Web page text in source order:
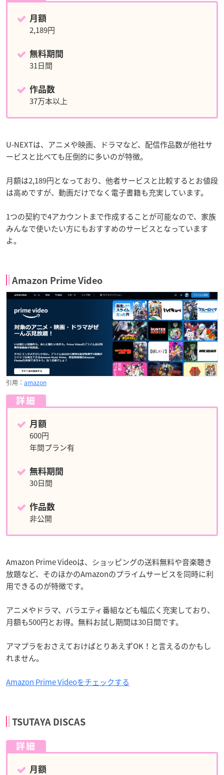
月額
2,189円
無料期間
31日間
作品数
37万本以上
U-NEXTは、アニメや映画、ドラマなど、配信作品数が他社サ
ービスと比べても圧倒的に多いのが特徴。
月額は2,189円となっており、他者サービスと比較するとお値段
は高めですが、動画だけでなく電子書籍も充実しています。
1つの契約で4アカウントまで作成することが可能なので、家族
みんなで使いたい方にもおすすめのサービスとなっています
よ。
Amazon Prime Video
引用： amazon
詳細
月額
600円
年間プラン有
無料期間
30日間
作品数
非公開
Amazon Prime Videoは、ショッピングの送料無料や音楽聴き
放題など、そのほかのAmazonのプライムサービスを同時に利
用できるのが特徴です。
アニメやドラマ、バラエティ番組なども幅広く充実しており、
月額も500円とお得。無料お試し期間は30日間です。
アマプラをおさえておけばとりあえずOK！と言えるのかもし
れません。
Amazon Prime Videoをチェックする
TSUTAYA DISCAS
詳細
月額